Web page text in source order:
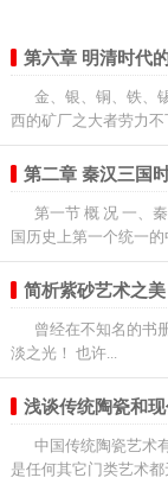
第六章 明清时代
金、银、铜、铁、
西的矿厂之大者劳力不
第二章 秦汉三国
第一节 概 况 一、
国历史上第一个统一的
简析紫砂艺术之美
曾经在不知名的书
淡之光！ 也许...
浅谈传统陶瓷和
中国传统陶瓷艺术
是任何其它门类艺术都